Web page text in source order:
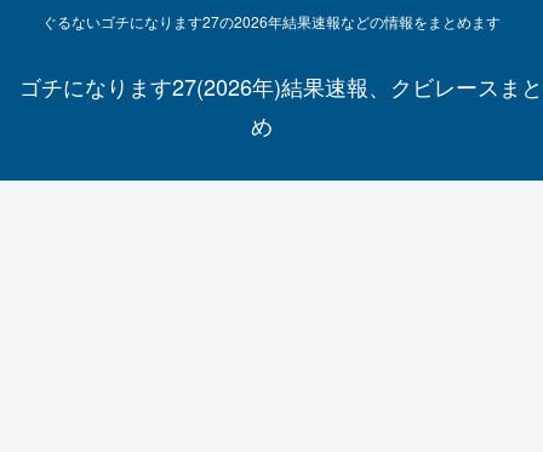
ぐるないゴチになります27の2026年結果速報などの情報をまとめます
ゴチになります27(2026年)結果速報、クビレースまと
め